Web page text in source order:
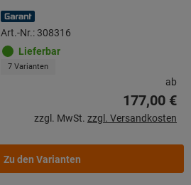
Art.-Nr.: 308316
Lieferbar
7 Varianten
ab
177,00 €
zzgl. MwSt. zzgl. Versandkosten
Zu den Varianten